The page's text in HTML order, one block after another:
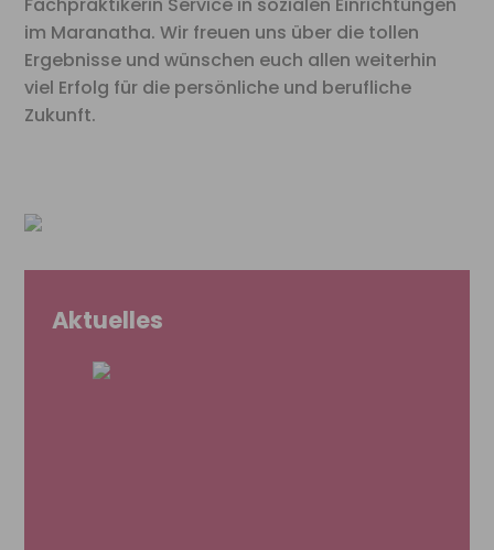
im Maranatha. Wir freuen uns über die tollen
Ergebnisse und wünschen euch allen weiterhin
viel Erfolg für die persönliche und berufliche
Zukunft.
Aktuelles